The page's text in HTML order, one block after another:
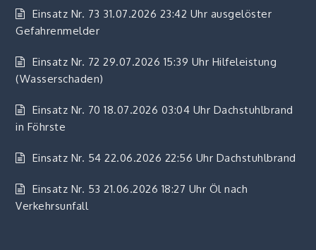
Einsatz Nr. 73 31.07.2026 23:42 Uhr ausgelöster
Gefahrenmelder
Einsatz Nr. 72 29.07.2026 15:39 Uhr Hilfeleistung
(Wasserschaden)
Einsatz Nr. 70 18.07.2026 03:04 Uhr Dachstuhlbrand
in Föhrste
Einsatz Nr. 54 22.06.2026 22:56 Uhr Dachstuhlbrand
Einsatz Nr. 53 21.06.2026 18:27 Uhr Öl nach
Verkehrsunfall